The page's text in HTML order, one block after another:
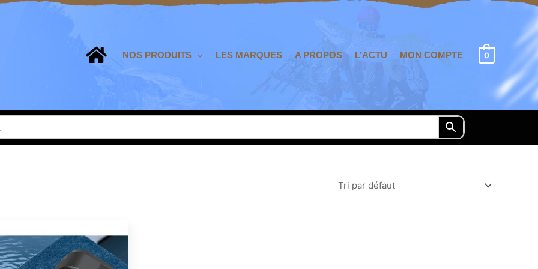
NOS PRODUITS LES MARQUES A PROPOS L’ACTU MON COMPTE 0